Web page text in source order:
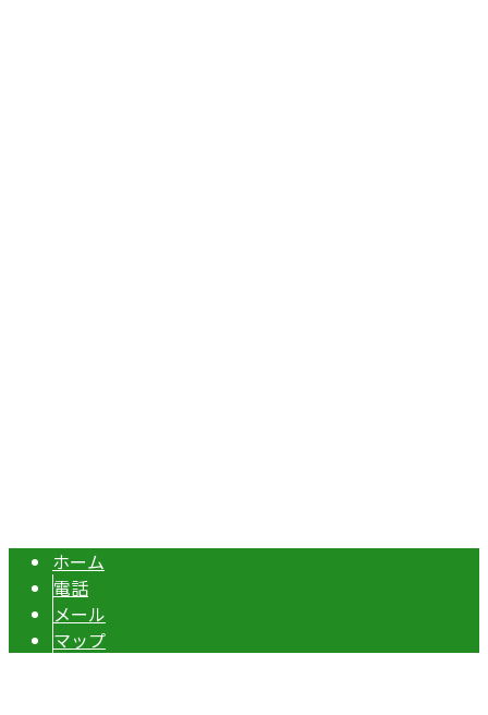
ホーム
電話
メール
マップ